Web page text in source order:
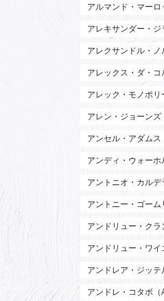
アルマンド・マーロ
アレキサンダー・ジ
アレクサンドル・ノ
アレックス・ダ・コ
アレック・モノポリ
アレン・ジョーンズ
アンセル・アダムス
アンディ・ウォーホ
アントニオ・カルデ
アントニー・ゴーム
アンドリュー・クラ
アンドリュー・ワイ
アンドレア・ジッテ
アンドレ・コタボ（